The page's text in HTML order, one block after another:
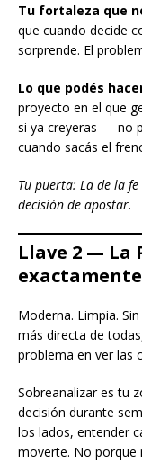
Tu fortaleza que
que cuando decide
sorprende. El
Lo que podés
proyecto en el que
si ya creyeras — no
cuando sacás el
Tu puerta: La de la
decisión de apostar.
Llave 2 — La
Moderna. Limpia.
más directa de
problema en ver las
Sobreanalizar es tu
decisión durante
los lados, entender
moverte. No porque